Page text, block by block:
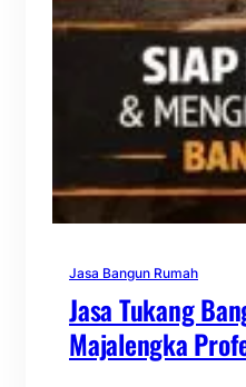
Jasa Bangun Rumah
Jasa Tukang
Majalengka